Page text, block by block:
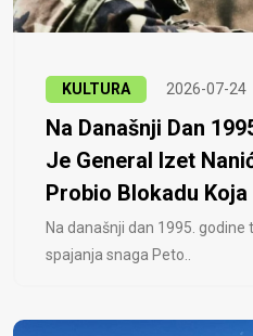
KULTURA 2026-07-24
Na Današnji Dan
Je General Izet
Probio Blokadu Koja
Na današnji dan 1995. godine
spajanja snaga Peto..